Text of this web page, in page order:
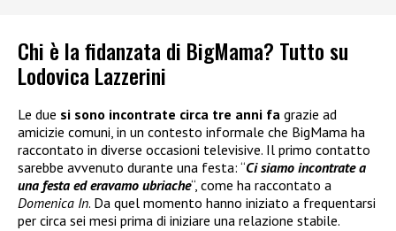
Chi è la fidanzata di BigMama? Tutto su
Lodovica Lazzerini
Le due si sono incontrate circa tre anni fa grazie ad
amicizie comuni, in un contesto informale che BigMama ha
raccontato in diverse occasioni televisive. Il primo contatto
sarebbe avvenuto durante una festa: “Ci siamo incontrate a
una festa ed eravamo ubriache“, come ha raccontato a
Domenica In. Da quel momento hanno iniziato a frequentarsi
per circa sei mesi prima di iniziare una relazione stabile.